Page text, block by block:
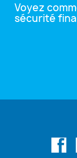
Voyez
sécurité